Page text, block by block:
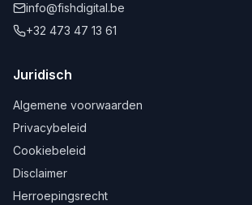
info@fishdigital.be
+32 473 47 13 61
Juridisch
Algemene voorwaarden
Privacybeleid
Cookiebeleid
Disclaimer
Herroepingsrecht